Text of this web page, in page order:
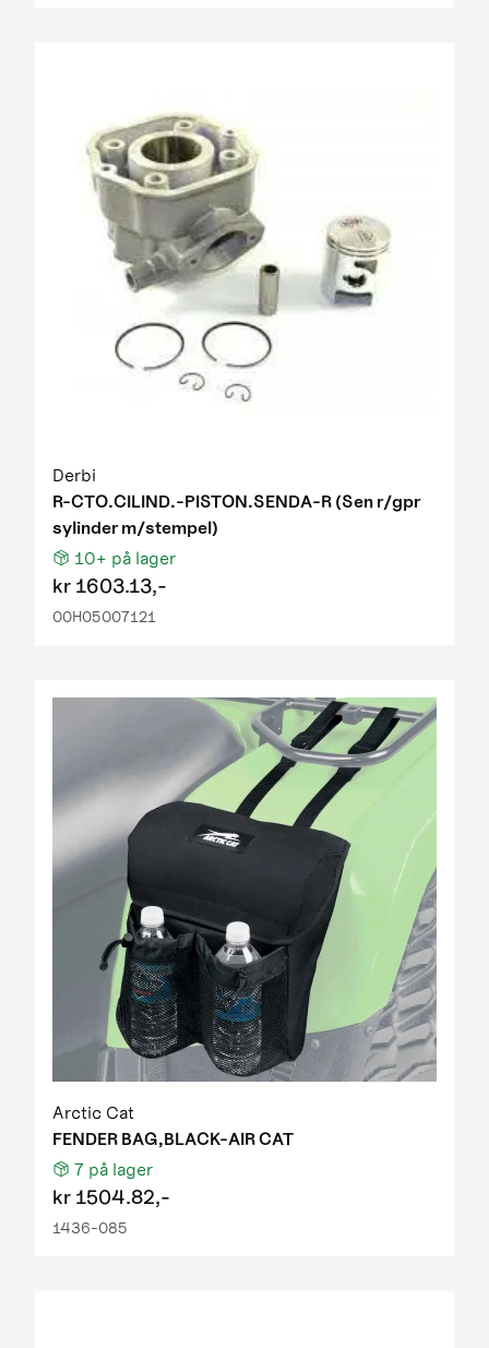
Derbi
R-CTO.CILIND.-PISTON.SENDA-R (Sen r/gpr
sylinder m/stempel)
10+ på lager
kr 1603.13,-
00H05007121
Arctic Cat
FENDER BAG,BLACK-AIR CAT
7 på lager
kr 1504.82,-
1436-085